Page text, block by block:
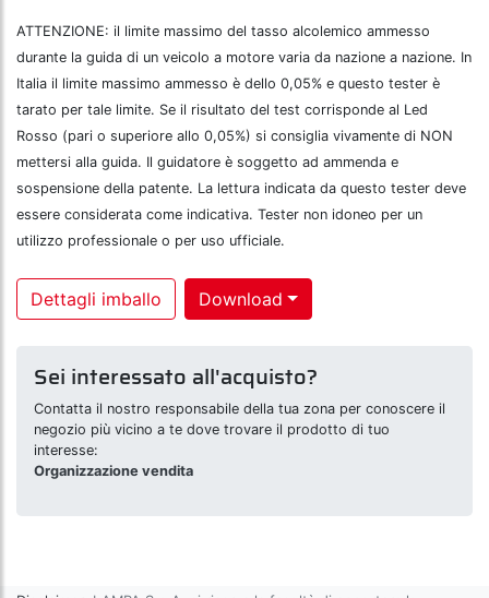
ATTENZIONE: il limite massimo del tasso alcolemico ammesso
durante la guida di un veicolo a motore varia da nazione a nazione. In
Italia il limite massimo ammesso è dello 0,05% e questo tester è
tarato per tale limite. Se il risultato del test corrisponde al Led
Rosso (pari o superiore allo 0,05%) si consiglia vivamente di NON
mettersi alla guida. Il guidatore è soggetto ad ammenda e
sospensione della patente. La lettura indicata da questo tester deve
essere considerata come indicativa. Tester non idoneo per un
utilizzo professionale o per uso ufficiale.
Dettagli imballo Download
Sei interessato all'acquisto?
Contatta il nostro responsabile della tua zona per conoscere il
negozio più vicino a te dove trovare il prodotto di tuo
interesse:
Organizzazione vendita